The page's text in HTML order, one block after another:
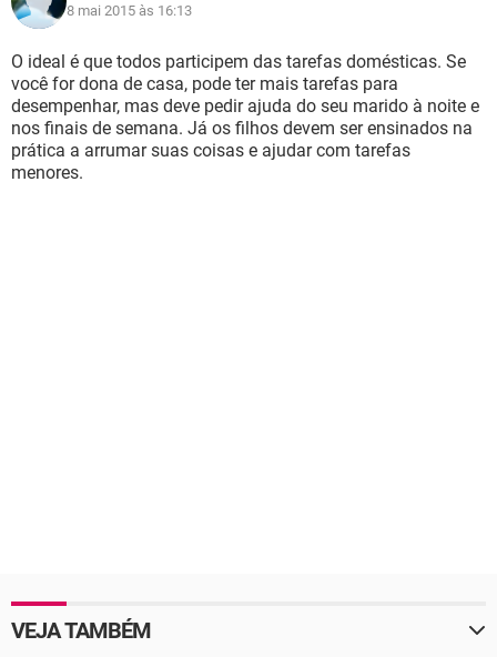
8 mai 2015 às 16:13
O ideal é que todos participem das tarefas domésticas. Se
você for dona de casa, pode ter mais tarefas para
desempenhar, mas deve pedir ajuda do seu marido à noite e
nos finais de semana. Já os filhos devem ser ensinados na
prática a arrumar suas coisas e ajudar com tarefas
menores.
VEJA TAMBÉM